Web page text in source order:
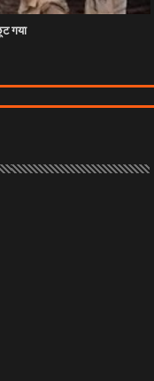
गया